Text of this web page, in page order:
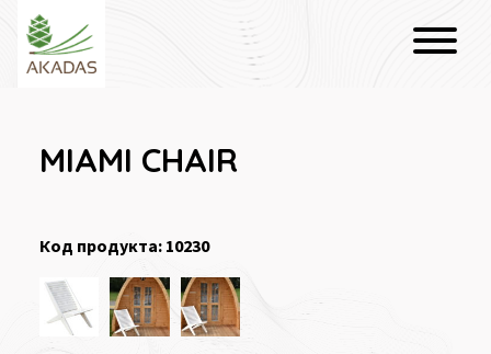
MIAMI CHAIR
Код продукта: 10230